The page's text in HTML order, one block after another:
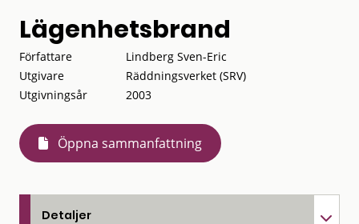
Lägenhetsbrand
Författare
Lindberg Sven-Eric
Utgivare
Räddningsverket (SRV)
Utgivningsår
2003
Öppna sammanfattning
Detaljer